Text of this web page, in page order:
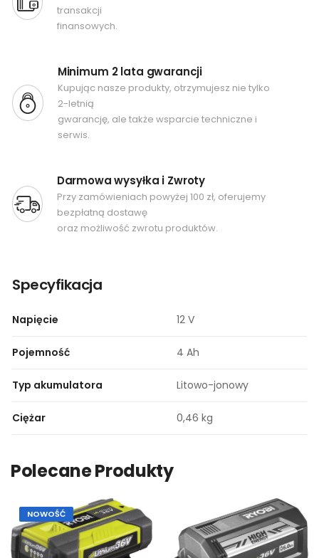
transakcji
finansowych.
Minimum 2 lata gwarancji
Kupując nasze produkty, otrzymujesz nie tylko
2-letnią
gwarancję, ale także wsparcie techniczne i
serwis.
Darmowa wysyłka i Zwroty
Przy zamówieniach powyżej 100 zł, oferujemy
bezpłatną dostawę
oraz możliwość zwrotu produktów.
Specyfikacja
Napięcie 12 V
Pojemność 4 Ah
Typ akumulatora Litowo-jonowy
Ciężar 0,46 kg
Polecane Produkty
NOWOŚĆ